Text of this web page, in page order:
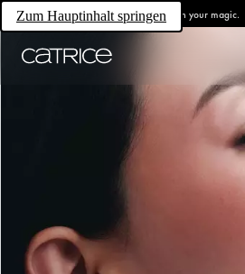
Zum Hauptinhalt springen Own your magic.